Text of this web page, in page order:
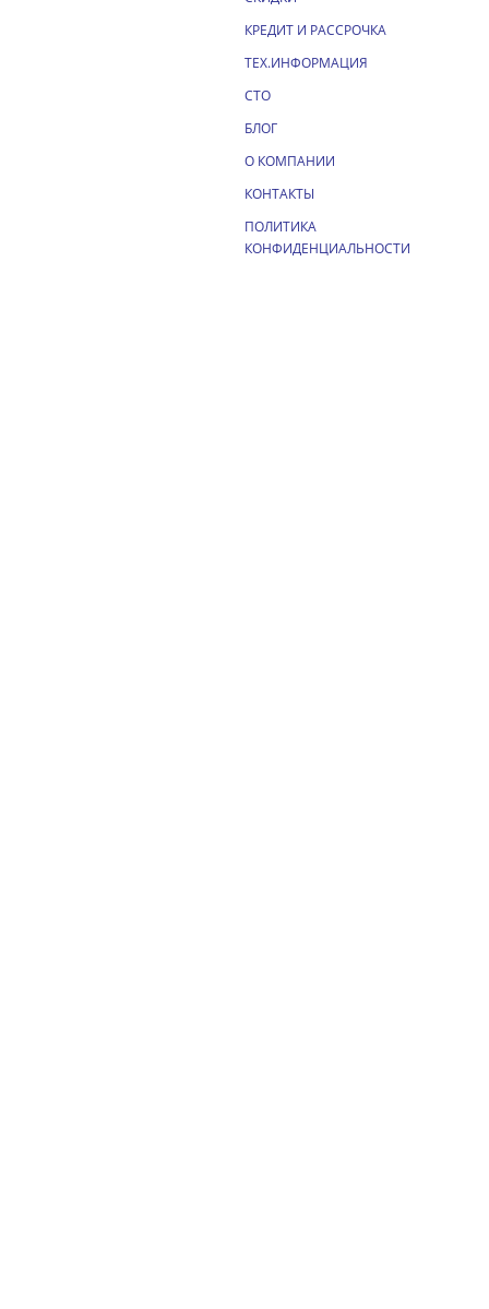
КРЕДИТ И РАССРОЧКА
ТЕХ.ИНФОРМАЦИЯ
СТО
БЛОГ
О КОМПАНИИ
КОНТАКТЫ
ПОЛИТИКА
КОНФИДЕНЦИАЛЬНОСТИ